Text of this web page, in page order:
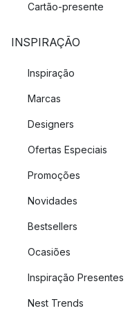
Cartão-presente
INSPIRAÇÃO
Inspiração
Marcas
Designers
Ofertas Especiais
Promoções
Novidades
Bestsellers
Ocasiões
Inspiração Presentes
Nest Trends